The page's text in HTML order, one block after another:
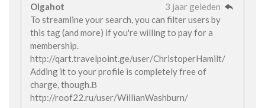
Olgahot
3 jaar geleden
To streamline your search, you can filter users by
this tag (and more) if you're willing to pay for a
membership.
http://qart.travelpoint.ge/user/ChristoperHamilt/
Adding it to your profile is completely free of
charge, though.В
http://roof22.ru/user/WillianWashburn/